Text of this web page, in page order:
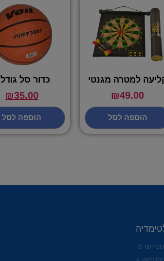
למטרה מגנטי
₪49.00
הוספה לסל
כדור סל גודל 5
₪35.00
הוספה לסל
5
4